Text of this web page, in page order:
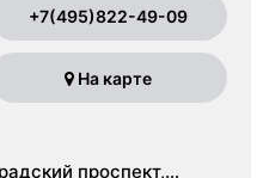
+7(495)822-49-09
На карте
проспект,